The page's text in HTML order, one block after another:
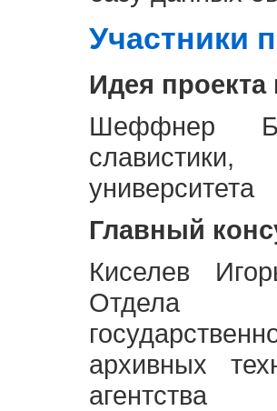
Участники
Идея проекта
Шеффнер
университета
Главный
Киселев
Отдела
архивных
агентства